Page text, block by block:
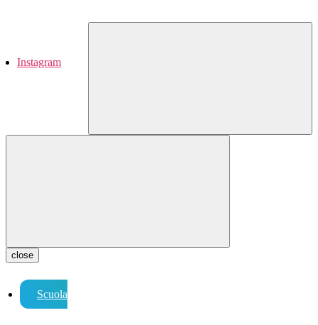
Instagram
close
Scuola